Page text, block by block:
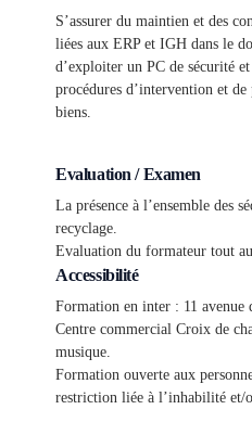
S’assurer du maintien et des
liées aux ERP et IGH dans le
d’exploiter un PC de sécurité
procédures d’intervention et de
biens.
Evaluation / Examen
La présence à l’ensemble des
recyclage.
Evaluation du formateur tout
Accessibilité
Formation en inter : 11 avenue
Centre commercial Croix de
musique.
Formation ouverte aux
restriction liée à l’inhabilité et/